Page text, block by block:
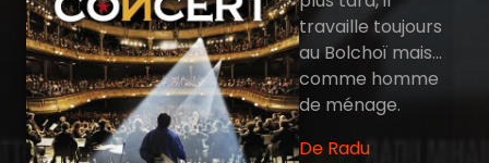
travaille toujours
au Bolchoï mais...
comme homme
de ménage.
De Radu